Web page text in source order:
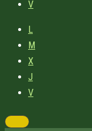
V
L
M
X
J
V